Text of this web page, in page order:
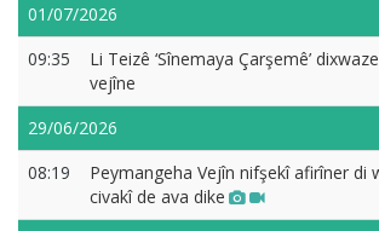
01/07/2026
09:35
Li Teizê ‘Sînemaya Çarşemê’
vejîne
29/06/2026
08:19
Peymangeha Vejîn nifşekî afirîner di
civakî de ava dike